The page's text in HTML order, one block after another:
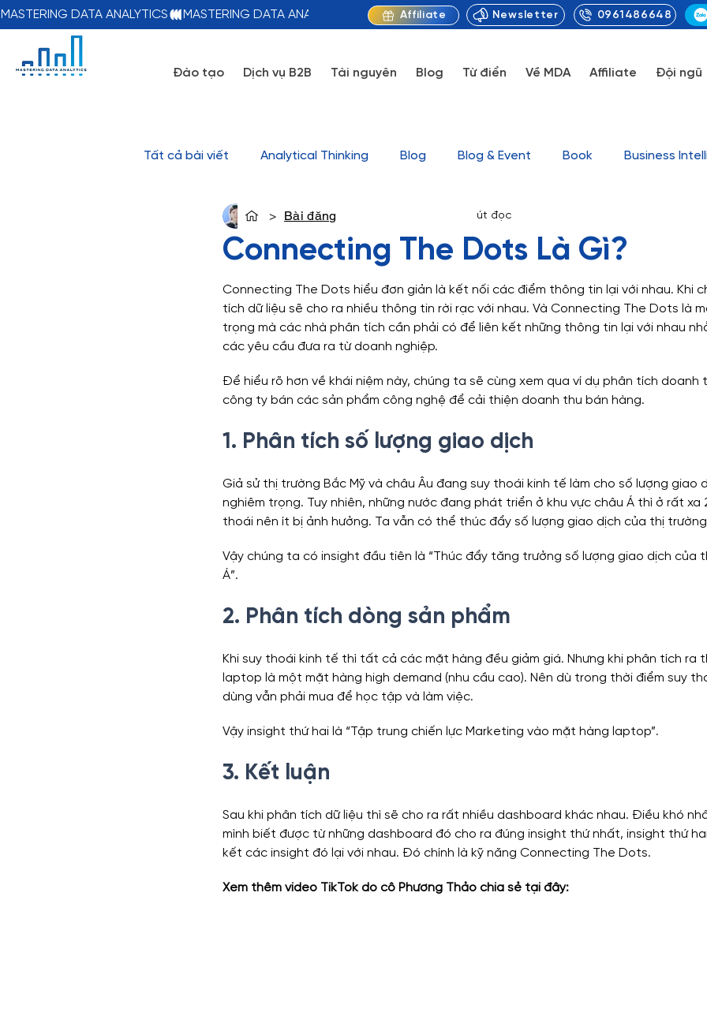
MASTERING DATA ANALYTICS Affiliate Newsletter 0961486648
Đào tạo Dịch vụ B2B Tài nguyên Blog Từ điển Về MDA Affiliate Đội ngũ
Tất cả bài viết Analytical Thinking Blog Blog & Event Book Business
Chia sẻ kiến thức Data Storytelling Data Visualization
Power BI SQL Tin tức Tool Uncategorized Series Video
Free materials Cheat sheet Dataset & Outcome Sample
Functions Marketing Analytics Financial Analytics Sales Analytics
Connecting The Dots Là Gì?
Phương Thảo Analytics 2 phút đọc
Connecting The Dots hiểu đơn giản là kết nối các điểm thông tin lại với nhau. Khi
tích dữ liệu sẽ cho ra nhiều thông tin rời rạc với nhau. Và Connecting The Dots là
trọng mà các nhà phân tích cần phải có để liên kết những thông tin lại với nhau
các yêu cầu đưa ra từ doanh nghiệp.
Để hiểu rõ hơn về khái niệm này, chúng ta sẽ cùng xem qua ví dụ phân tích doanh
công ty bán các sản phẩm công nghệ để cải thiện doanh thu bán hàng.
1. Phân tích số lượng giao dịch
Giả sử thị trường Bắc Mỹ và châu Âu đang suy thoái kinh tế làm cho số lượng giao
nghiêm trọng. Tuy nhiên, những nước đang phát triển ở khu vực châu Á thì ở rất xa
thoái nên ít bị ảnh hưởng. Ta vẫn có thể thúc đẩy số lượng giao dịch của thị trường
Vậy chúng ta có insight đầu tiên là “Thúc đẩy tăng trưởng số lượng giao dịch của
Á”.
2. Phân tích dòng sản phẩm
Khi suy thoái kinh tế thì tất cả các mặt hàng đều giảm giá. Nhưng khi phân tích ra
laptop là một mặt hàng high demand (nhu cầu cao). Nên dù trong thời điểm suy
dùng vẫn phải mua để học tập và làm việc.
Vậy insight thứ hai là “Tập trung chiến lực Marketing vào mặt hàng laptop”.
3. Kết luận
Sau khi phân tích dữ liệu thì sẽ cho ra rất nhiều dashboard khác nhau. Điều khó
mình biết được từ những dashboard đó cho ra đúng insight thứ nhất, insight thứ
kết các insight đó lại với nhau. Đó chính là kỹ năng Connecting The Dots.
Xem thêm video TikTok do cô Phương Thảo chia sẻ tại đây:
> Bài đăng